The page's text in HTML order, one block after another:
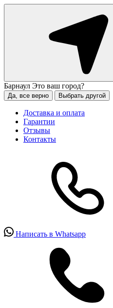
Барнаул Это ваш город?
Да, все верно Выбрать другой
Доставка и оплата
Гарантии
Отзывы
Контакты
Написать в Whatsapp